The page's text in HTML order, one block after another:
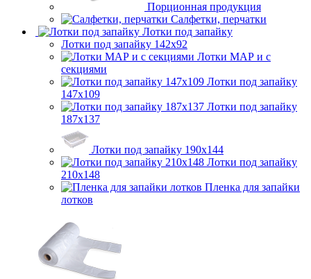
Порционная продукция
Салфетки, перчатки
Лотки под запайку
Лотки под запайку 142х92
Лотки МАР и с
секциями
Лотки под запайку
147х109
Лотки под запайку
187х137
Лотки под запайку 190х144
Лотки под запайку
210х148
Пленка для запайки
лотков